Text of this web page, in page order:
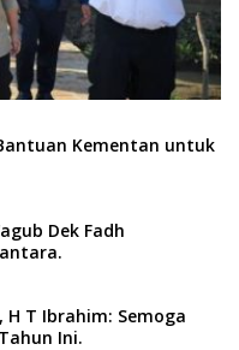
Kementan untuk
Dek Fadh
H T Ibrahim: Semoga
Ini.